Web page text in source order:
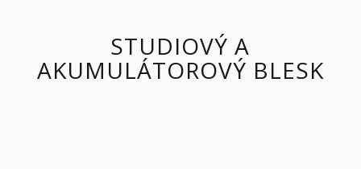
STUDIOVÝ A
AKUMULÁTOROVÝ BLESK